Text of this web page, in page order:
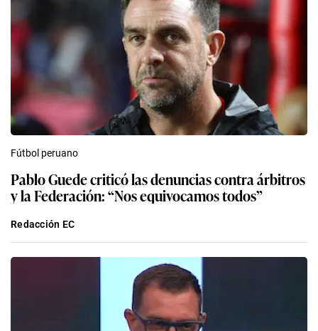
Fútbol peruano
Pablo Guede criticó las denuncias contra árbitros
y la Federación: “Nos equivocamos todos”
Redacción EC